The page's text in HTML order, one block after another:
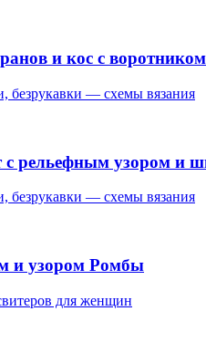
и кос с
безрукавки — схемы вязания
с рельефным узором и
безрукавки — схемы вязания
и узором Ромбы
для женщин